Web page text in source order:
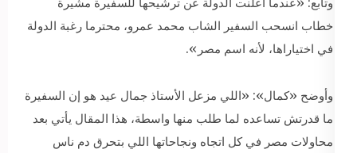
خطاب انسحب السفير الشاب محمد عمرو، محترما رغبة الدولة
في اختياراها، لأنه اسم مصر».
وأوضح «كمال»: «اللي مزعل الأستاذ جمال عيد هو إن السفيرة
ما قدرتش تساعده لما طلب منها واسطة، هذا المقال يأتي بعد
محاولات مصر في كل اتجاه ونجاحاتها اللي بتحرق دم ناس